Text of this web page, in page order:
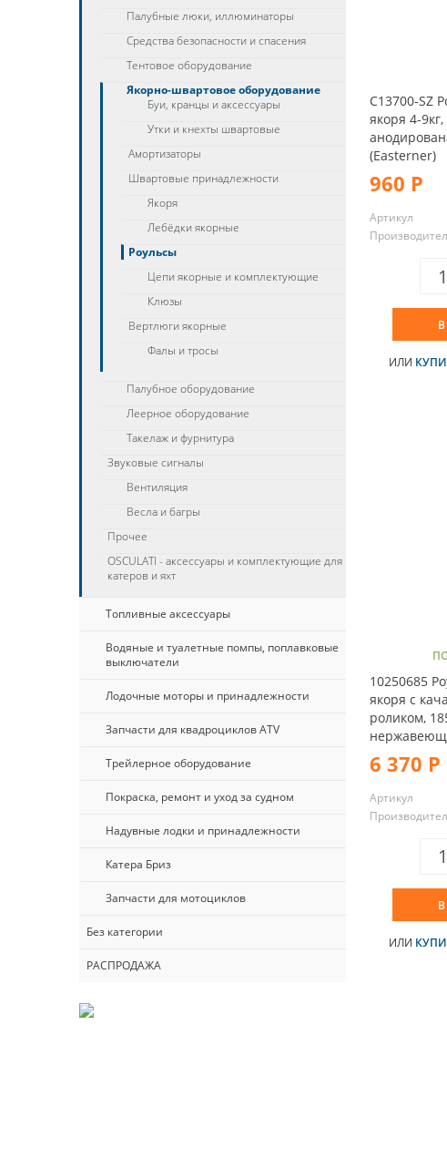
C13700-SZ
якоря 4-
(Easterner)
960 Р
Артикул
ИЛИ
10250685
якоря с
роликом,
6 370 Р
Артикул
ИЛИ
Палубные люки, иллюминаторы
Средства безопасности и спасения
Тентовое оборудование
Якорно-швартовое оборудование
Буи, кранцы и аксессуары
Утки и кнехты швартовые
Амортизаторы
Швартовые принадлежности
Якоря
Лебёдки якорные
Роульсы
Цепи якорные и комплектующие
Клюзы
Вертлюги якорные
Фалы и тросы
Палубное оборудование
Леерное оборудование
Такелаж и фурнитура
Звуковые сигналы
Вентиляция
Весла и багры
Прочее
OSCULATI - аксессуары и комплектующие для
катеров и яхт
Топливные аксессуары
Водяные и туалетные помпы, поплавковые
выключатели
Лодочные моторы и принадлежности
Запчасти для квадроциклов ATV
Трейлерное оборудование
Покраска, ремонт и уход за судном
Надувные лодки и принадлежности
Катера Бриз
Запчасти для мотоциклов
Без категории
РАСПРОДАЖА